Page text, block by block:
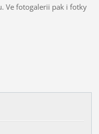
Ve fotogalerii pak i fotky